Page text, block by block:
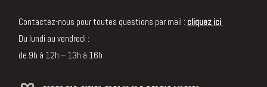
Contactez-nous pour toutes questions par mail : cliquez ici
Du lundi au vendredi :
de 9h à 12h – 13h à 16h